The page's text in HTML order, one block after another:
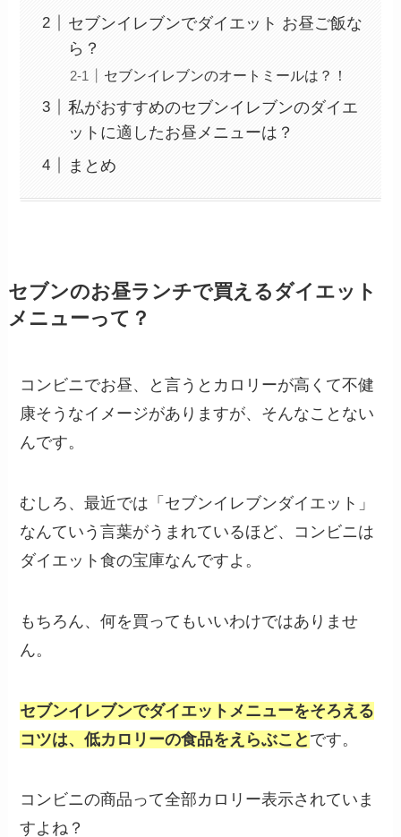
セブンイレブンでダイエット お昼ご飯な
ら？
セブンイレブンのオートミールは？！
私がおすすめのセブンイレブンのダイエ
ットに適したお昼メニューは？
まとめ
セブンのお昼ランチで買えるダイエット
メニューって？
コンビニでお昼、と言うとカロリーが高くて不健
康そうなイメージがありますが、そんなことない
んです。
むしろ、最近では「セブンイレブンダイエット」
なんていう言葉がうまれているほど、コンビニは
ダイエット食の宝庫なんですよ。
もちろん、何を買ってもいいわけではありませ
ん。
セブンイレブンでダイエットメニューをそろえる
コツは、低カロリーの食品をえらぶこと です。
コンビニの商品って全部カロリー表示されていま
すよね？